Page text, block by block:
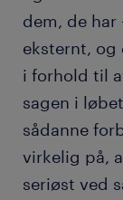
dem, de
eksternt,
i forhold til
sagen i
sådanne
virkelig på,
seriøst ved